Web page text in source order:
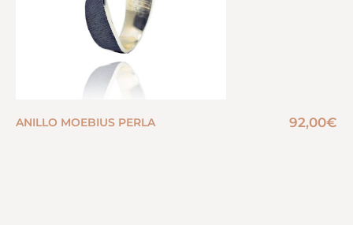
ANILLO MOEBIUS PERLA 92,00€